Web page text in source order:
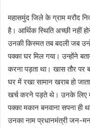
महासमुंद जिले के ग्राम मरौद
है। आर्थिक स्थिति अच्छी नहीं
उनकी किस्मत तब बदली जब
पक्का घर मिल गया। उन्होंने
करना पड़ता था। खास तौर पर
घर में रखा सामान खराब हो
खर्च करने पड़ते थे। उनके लिए
पक्का मकान बनवाना सपना ही
उनका नाम प्रधानमंत्री जन-